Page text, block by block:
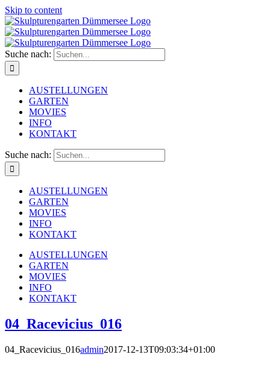
Skip to content
Suche nach:
AUSTELLUNGEN
GARTEN
MOVIES
INFO
KONTAKT
Suche nach:
AUSTELLUNGEN
GARTEN
MOVIES
INFO
KONTAKT
AUSTELLUNGEN
GARTEN
MOVIES
INFO
KONTAKT
04_Racevicius_016
04_Racevicius_016admin2017-12-13T09:03:34+01:00